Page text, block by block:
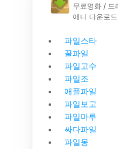
무료영화 / 드
애니 다운로
파일스타
꿀파일
파일고수
파일조
애플파일
파일보고
파일마루
싸다파일
파일몽